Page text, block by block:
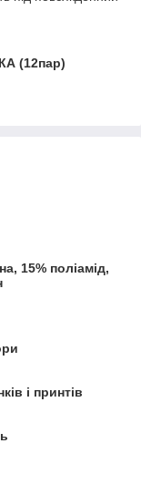
(12пар)
15% поліамід,
і принтів